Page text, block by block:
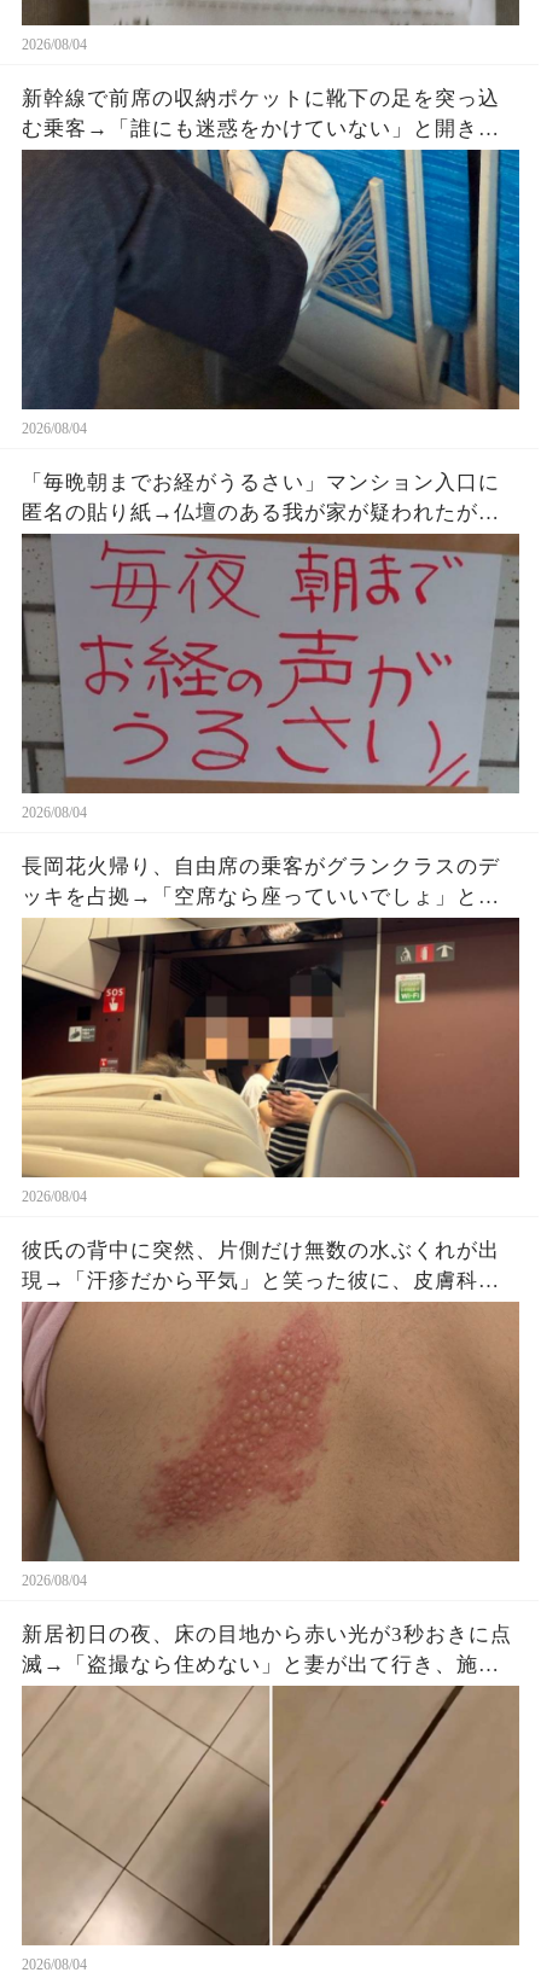
2026/08/04
新幹線で前席の収納ポケットに靴下の足を突っ込
む乗客→「誰にも迷惑をかけていない」と開き直
った直後、車掌が座席を確認すると…
2026/08/04
「毎晩朝までお経がうるさい」マンション入口に
匿名の貼り紙→仏壇のある我が家が疑われたが、
午前2時17分の録音が示した発信源
2026/08/04
長岡花火帰り、自由席の乗客がグランクラスのデ
ッキを占拠→「空席なら座っていいでしょ」と扉
をのぞき続けた直後、車掌が乗車券を確認する
と…
2026/08/04
彼氏の背中に突然、片側だけ無数の水ぶくれが出
現→「汗疹だから平気」と笑った彼に、皮膚科医
がすぐ服を下ろさせた理由
2026/08/04
新居初日の夜、床の目地から赤い光が3秒おきに点
滅→「盗撮なら住めない」と妻が出て行き、施工
会社へ動画を送ると…
2026/08/04